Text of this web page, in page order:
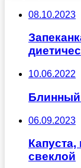
08.10.2023
10.06.2022
Блинный
06.09.2023
свеклой